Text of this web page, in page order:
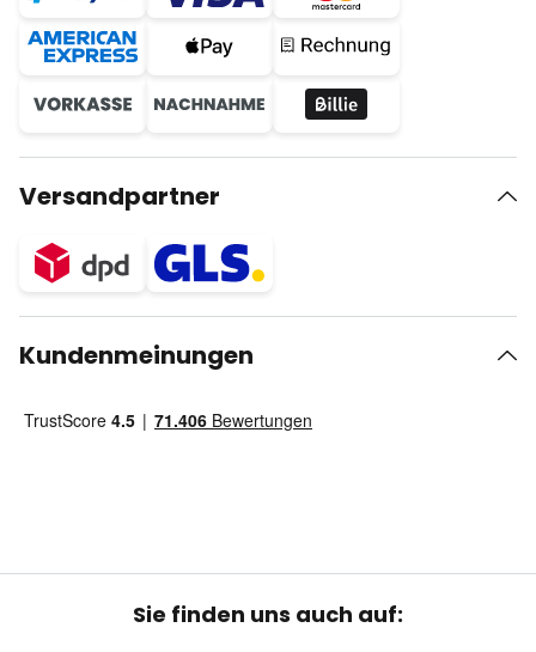
Versandpartner
Kundenmeinungen
Sie finden uns auch auf: